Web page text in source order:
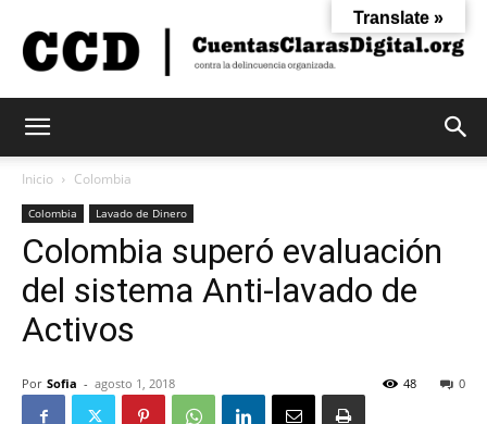
Claras
Inicio Colombia
Colombia Lavado de Dinero
Colombia superó evaluación
del sistema Anti-lavado de
Activos
Por Sofia - agosto 1, 2018 0
48
Translate »